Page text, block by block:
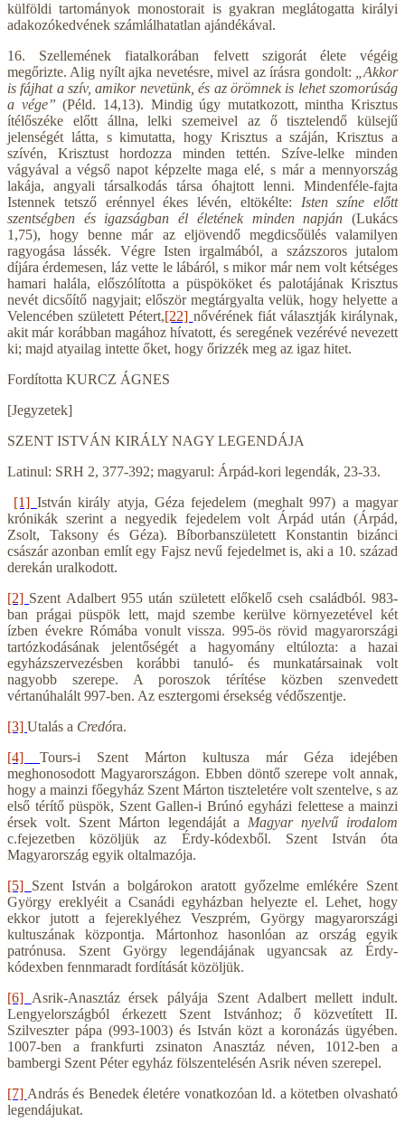
külföldi tartományok monostorait is gyakran meglátogatta királyi
adakozókedvének számlálhatatlan ajándékával.
16. Szellemének fiatalkorában felvett szigorát élete végéig
megőrizte. Alig nyílt ajka nevetésre, mivel az írásra gondolt:
„Akkor
is fájhat a szív, amikor nevetünk, és az örömnek is lehet szomorúság
a vége” (Péld. 14,13). Mindig úgy mutatkozott, mintha Krisztus
ítélőszéke előtt állna, lelki szemeivel az ő tisztelendő külsejű
jelenségét látta, s kimutatta, hogy Krisztus a száján, Krisztus a
szívén, Krisztust hordozza minden tettén. Szíve-lelke minden
vágyával a végső napot képzelte maga elé, s már a mennyország
lakája, angyali társalkodás társa óhajtott lenni. Mindenféle-fajta
Istennek tetsző erénnyel ékes lévén, eltökélte: Isten színe előtt
szentségben és igazságban él életének minden napján (Lukács
1,75), hogy benne már az eljövendő megdicsőülés valamilyen
ragyogása lássék. Végre Isten irgalmából, a százszoros jutalom
díjára érdemesen, láz vette le lábáról, s mikor már nem volt kétséges
hamari halála, előszólította a püspököket és palotájának Krisztus
nevét dicsőítő nagyjait; először megtárgyalta velük, hogy helyette a
Velencében született Pétert,[22] nővérének fiát választják királynak,
akit már korábban magához hívatott, és seregének vezérévé nevezett
ki; majd atyailag intette őket, hogy őrizzék meg az igaz hitet.
Fordította KURCZ ÁGNES
[Jegyzetek]
SZENT ISTVÁN KIRÁLY NAGY LEGENDÁJA
Latinul: SRH 2, 377-392; magyarul: Árpád-kori legendák, 23-33.
[1] István király atyja, Géza fejedelem (meghalt 997) a magyar
krónikák szerint a negyedik fejedelem volt Árpád után (Árpád,
Zsolt, Taksony és Géza). Bíborbanszületett Konstantin bizánci
császár azonban említ egy Fajsz nevű fejedelmet is, aki a 10. század
derekán uralkodott.
[2] Szent Adalbert 955 után született előkelő cseh családból. 983-
ban prágai püspök lett, majd szembe kerülve környezetével két
ízben évekre Rómába vonult vissza. 995-ös rövid magyarországi
tartózkodásának jelentőségét a hagyomány eltúlozta: a hazai
egyházszervezésben korábbi tanuló- és munkatársainak volt
nagyobb szerepe. A poroszok térítése közben szenvedett
vértanúhalált 997-ben. Az esztergomi érsekség védőszentje.
[3] Utalás a Credóra.
[4] Tours-i Szent Márton kultusza már Géza idejében
meghonosodott Magyarországon. Ebben döntő szerepe volt annak,
hogy a mainzi főegyház Szent Márton tiszteletére volt szentelve, s az
első térítő püspök, Szent Gallen-i Brúnó egyházi felettese a mainzi
érsek volt. Szent Márton legendáját a Magyar nyelvű irodalom
c.fejezetben közöljük az Érdy-kódexből. Szent István óta
Magyarország egyik oltalmazója.
[5] Szent István a bolgárokon aratott győzelme emlékére Szent
György ereklyéit a Csanádi egyházban helyezte el. Lehet, hogy
ekkor jutott a fejereklyéhez Veszprém, György magyarországi
kultuszának központja. Mártonhoz hasonlóan az ország egyik
patrónusa. Szent György legendájának ugyancsak az Érdy-
kódexben fennmaradt fordítását közöljük.
[6] Asrik-Anasztáz érsek pályája Szent Adalbert mellett indult.
Lengyelországból érkezett Szent Istvánhoz; ő közvetített II.
Szilveszter pápa (993-1003) és István közt a koronázás ügyében.
1007-ben a frankfurti zsinaton Anasztáz néven, 1012-ben a
bambergi Szent Péter egyház fölszentelésén Asrik néven szerepel.
[7] András és Benedek életére vonatkozóan ld. a kötetben olvasható
legendájukat.